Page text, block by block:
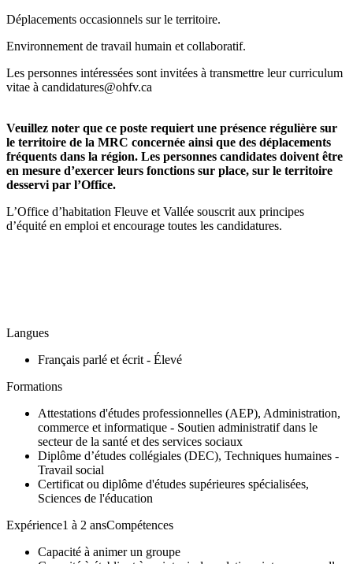
Déplacements occasionnels sur le territoire.
Environnement de travail humain et collaboratif.
Les personnes intéressées sont invitées à transmettre leur curriculum
vitae à candidatures@ohfv.ca
Veuillez noter que ce poste requiert une présence régulière sur
le territoire de la MRC concernée ainsi que des déplacements
fréquents dans la région. Les personnes candidates doivent être
en mesure d’exercer leurs fonctions sur place, sur le territoire
desservi par l’Office.
L’Office d’habitation Fleuve et Vallée souscrit aux principes
d’équité en emploi et encourage toutes les candidatures.
Langues
Français parlé et écrit - Élevé
Formations
Attestations d'études professionnelles (AEP), Administration,
commerce et informatique - Soutien administratif dans le
secteur de la santé et des services sociaux
Diplôme d’études collégiales (DEC), Techniques humaines -
Travail social
Certificat ou diplôme d'études supérieures spécialisées,
Sciences de l'éducation
Expérience1 à 2 ansCompétences
Capacité à animer un groupe